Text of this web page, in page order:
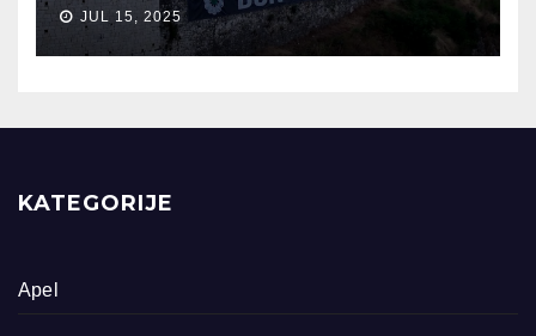
JUL 15, 2025
KATEGORIJE
Apel